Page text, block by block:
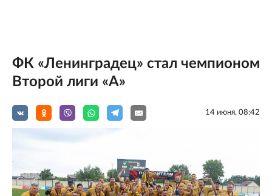
ФК «Ленинградец» стал чемпионом
Второй лиги «А»
14 июня, 08:42